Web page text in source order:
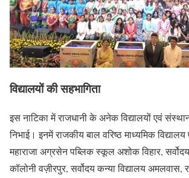
विद्यालयों की सहभागिता
इस नाटिका में राजधानी के अनेक विद्यालयों एवं
निभाई। इनमें राजकीय बाल वरिष्ठ माध्यमिक
महाराजा अग्रसेन पब्लिक स्कूल अशोक विहार,
कॉलोनी वज़ीरपुर, सर्वोदय कन्या विद्यालय अमलवास,